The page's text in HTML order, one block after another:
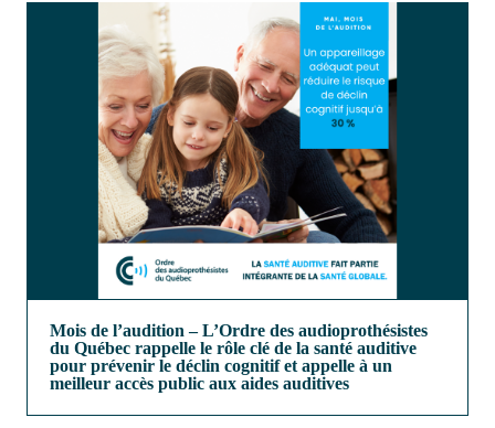
Mois de l’audition – L’Ordre des audioprothésistes
du Québec rappelle le rôle clé de la santé auditive
pour prévenir le déclin cognitif et appelle à un
meilleur accès public aux aides auditives